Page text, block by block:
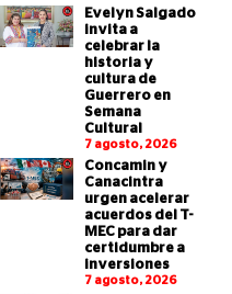
Evelyn Salgado
invita a
celebrar la
historia y
cultura de
Guerrero en
Semana
Cultural
7 agosto, 2026
Concamin y
Canacintra
urgen acelerar
acuerdos del T-
MEC para dar
certidumbre a
inversiones
7 agosto, 2026